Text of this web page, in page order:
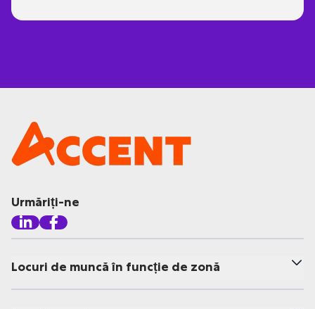
Urmăriți-ne
Locuri de muncă în funcție de zonă